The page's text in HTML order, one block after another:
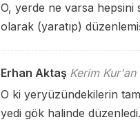
O, yerde ne varsa hepsini
olarak (yaratıp)
Erhan Aktaş Kerim Kur'an
O ki yeryüzündekilerin
yedi gök halinde